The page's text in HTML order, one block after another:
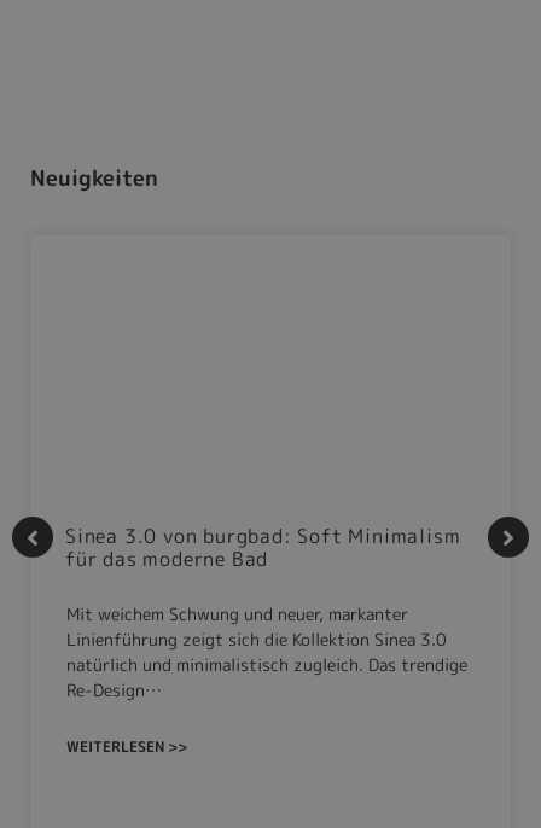
Neuigkeiten
Sinea 3.0 von burgbad: Soft Minimalism
für das moderne Bad
Mit weichem Schwung und neuer, markanter
Linienführung zeigt sich die Kollektion Sinea 3.0
natürlich und minimalistisch zugleich. Das trendige
Re-Design…
WEITERLESEN >>